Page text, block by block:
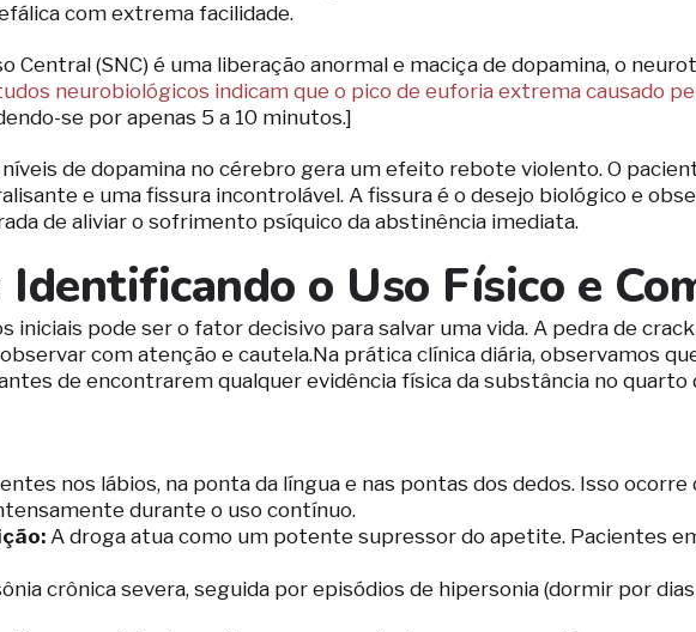
com extrema facilidade.
Central (SNC) é uma liberação anormal e maciça de dopamina, o
neurobiológicos indicam que o pico de euforia extrema causado
se por apenas 5 a 10 minutos.]
de dopamina no cérebro gera um efeito rebote violento. O
e uma fissura incontrolável. A fissura é o desejo biológico e
de aliviar o sofrimento psíquico da abstinência imediata.
o Uso Físico e
iniciais pode ser o fator decisivo para salvar uma vida. A pedra de
com atenção e cautela.Na prática clínica diária, observamos
de encontrarem qualquer evidência física da substância no quarto
nos lábios, na ponta da língua e nas pontas dos dedos. Isso
durante o uso contínuo.
A droga atua como um potente supressor do apetite. Pacientes
crônica severa, seguida por episódios de hipersonia (dormir por